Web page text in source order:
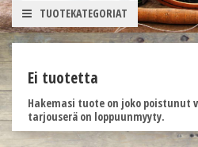
TUOTEKATEGORIAT
Ei tuotetta
Hakemasi tuote on joko
tarjouserä on loppuunmyyty.